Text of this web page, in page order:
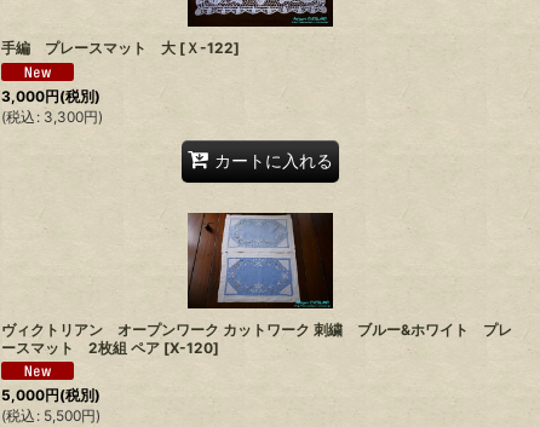
手編 プレースマット 大 [Ｘ-122]
3,000円(税別)
(税込 : 3,300円)
カートに入れる
ヴィクトリアン オープンワーク カットワーク 刺繍 ブルー&ホワイト プレ
ースマット 2枚組 ペア [X-120]
5,000円(税別)
(税込 : 5,500円)